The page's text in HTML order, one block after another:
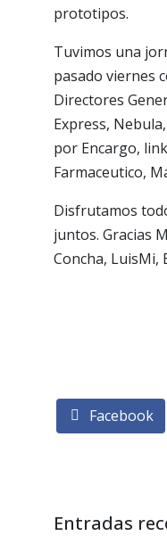
prototipos.
Tuvimos una
pasado viernes
Directores
Express,
por Encargo,
Farmaceutico,
Disfrutamos
juntos. Gracias
Concha, LuisMi,
Facebook
Entradas